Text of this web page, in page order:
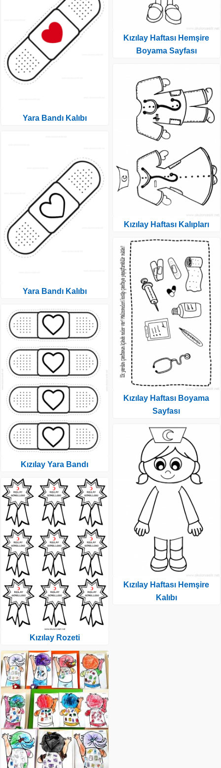
Yara Bandı Kalıbı
Yara Bandı Kalıbı
Kızılay Yara Bandı
Kızılay Rozeti
Kızılay Haftası Hemşire
Boyama Sayfası
Kızılay Haftası Kalıpları
Kızılay Haftası Boyama
Sayfası
Kızılay Haftası Hemşire
Kalıbı